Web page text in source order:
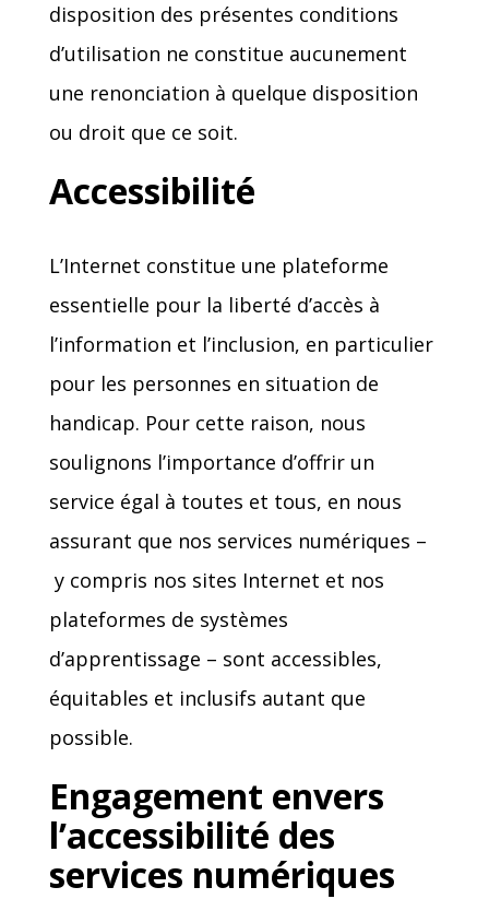
disposition des présentes conditions
d’utilisation ne constitue aucunement
une renonciation à quelque disposition
ou droit que ce soit.
Accessibilité
L’Internet constitue une plateforme
essentielle pour la liberté d’accès à
l’information et l’inclusion, en particulier
pour les personnes en situation de
handicap. Pour cette raison, nous
soulignons l’importance d’offrir un
service égal à toutes et tous, en nous
assurant que nos services numériques –
y compris nos sites Internet et nos
plateformes de systèmes
d’apprentissage – sont accessibles,
équitables et inclusifs autant que
possible.
Engagement envers
l’accessibilité des
services numériques